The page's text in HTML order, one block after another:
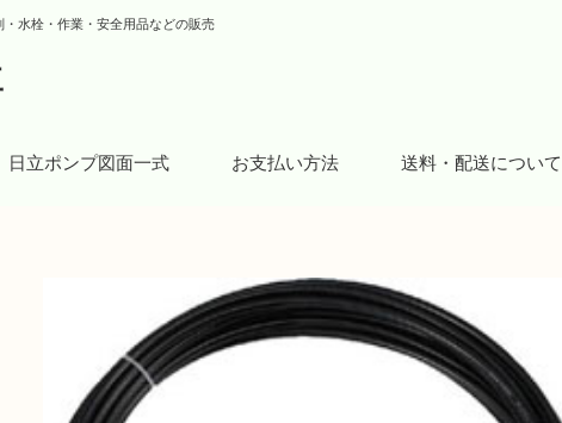
水栓・作業・安全用品などの販売
日立ポンプ図面一式 お支払い方法 送料・配送について